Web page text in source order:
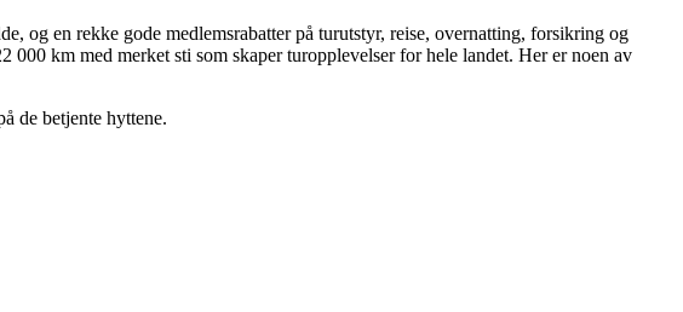
og en rekke gode medlemsrabatter på turutstyr, reise, overnatting, forsikring og
km med merket sti som skaper turopplevelser for hele landet. Her er noen av
de betjente hyttene.